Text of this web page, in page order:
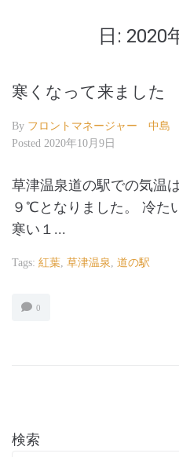
日: 2020
寒くなって来ました
By フロントマネージャー 中島
Posted 2020年10月9日
草津温泉道の駅での気温
９℃となりました。 冷た
寒い１...
Tags: 紅葉, 草津温泉, 道の駅
0
検索